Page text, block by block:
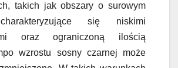
takich jak obszary o surowym
się niskimi
oraz ograniczoną ilością
wzrostu sosny czarnej może